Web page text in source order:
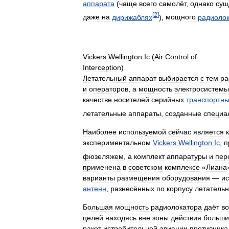
аппарата (чаще всего самолёт, однако
даже на дирижаблях[2]), мощного
Vickers Wellington Ic (Air Control of
Interception)
Летательный аппарат выбирается с тем
и операторов, а мощность электросистемы
качестве носителей серийных
летательные аппараты созданные
Наиболее используемой сейчас является
экспериментальном Vickers Wellington Ic
фюзеляжем а комплект аппаратуры и
применена в советском комплексе «Лиана
варианты размещения оборудования —
антенн
разнесённых по корпусу
Большая мощность радиолокатора даёт
целей находясь вне зоны действия